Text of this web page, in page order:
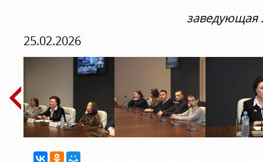
заведующая
25.02.2026